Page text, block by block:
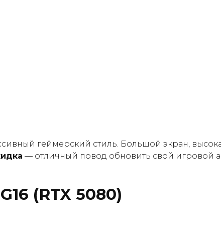
геймерский стиль. Большой экран,
— отличный повод обновить свой игровой
(RTX 5080)